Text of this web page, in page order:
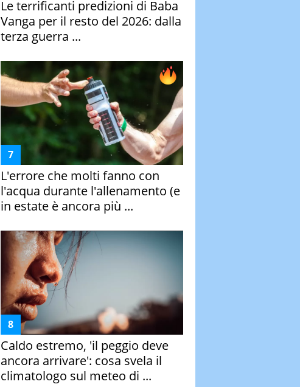
Le terrificanti predizioni di Baba
Vanga per il resto del 2026: dalla
terza guerra ...
L'errore che molti fanno con
l'acqua durante l'allenamento (e
in estate è ancora più ...
Caldo estremo, 'il peggio deve
ancora arrivare': cosa svela il
climatologo sul meteo di ...